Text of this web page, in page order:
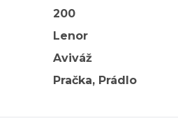
200
Lenor
Aviváž
Pračka, Prádlo